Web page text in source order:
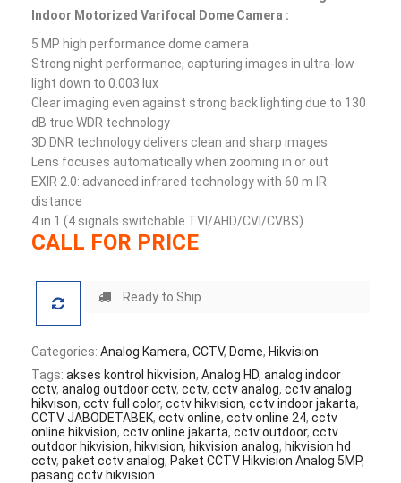
Indoor Motorized Varifocal Dome Camera :
5 MP high performance dome camera
Strong night performance, capturing images in ultra-low
light down to 0.003 lux
Clear imaging even against strong back lighting due to 130
dB true WDR technology
3D DNR technology delivers clean and sharp images
Lens focuses automatically when zooming in or out
EXIR 2.0: advanced infrared technology with 60 m IR
distance
4 in 1 (4 signals switchable TVI/AHD/CVI/CVBS)
CALL FOR PRICE
Ready to Ship
Categories: Analog Kamera, CCTV, Dome, Hikvision
Tags: akses kontrol hikvision, Analog HD, analog indoor
cctv, analog outdoor cctv, cctv, cctv analog, cctv analog
hikvison, cctv full color, cctv hikvision, cctv indoor jakarta,
CCTV JABODETABEK, cctv online, cctv online 24, cctv
online hikvision, cctv online jakarta, cctv outdoor, cctv
outdoor hikvision, hikvision, hikvision analog, hikvision hd
cctv, paket cctv analog, Paket CCTV Hikvision Analog 5MP,
pasang cctv hikvision